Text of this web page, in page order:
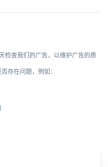
检查我们的广告，以维护广告的质
存在问题，例如：